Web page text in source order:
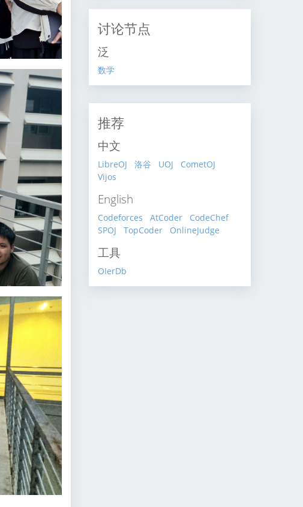
讨论节点
泛
数学
推荐
中文
LibreOJ 洛谷 UOJ
CometOJ
Vijos
English
Codeforces AtCoder
CodeChef
SPOJ
TopCoder OnlineJudge
工具
OIerDb